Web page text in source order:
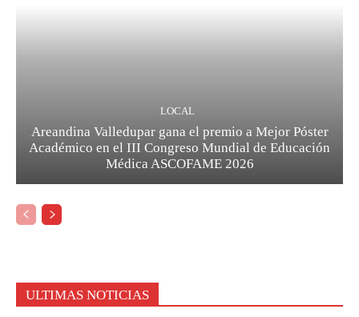
LOCAL
Areandina Valledupar gana el premio a Mejor Póster
Académico en el III Congreso Mundial de Educación
Médica ASCOFAME 2026
ULTIMAS NOTICIAS